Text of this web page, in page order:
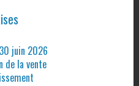
juin 2026
de la vente